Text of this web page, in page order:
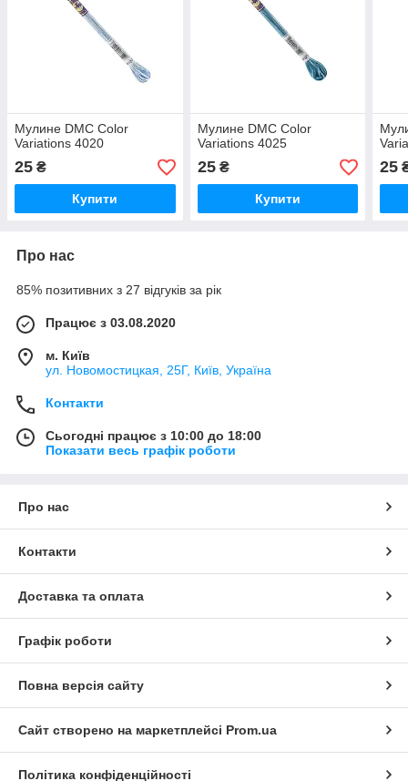
Мулине DMC Color
Variations 4020
25 ₴
Купити
Мулине DMC Color
Variations 4025
25₴
Купити
25
Про нас
85% позитивних з 27 відгуків за рік
Працює з 03.08.2020
м. Київ
ул. Новомостицкая, 25Г, Київ, Україна
Контакти
Сьогодні працює з 10:00 до 18:00
Показати весь графік роботи
Про нас
Контакти
Доставка та оплата
Графік роботи
Повна версія сайту
Сайт створено на маркетплейсі Prom.ua
Політика конфіденційності